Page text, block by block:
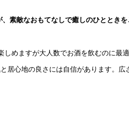
素敵なおもてなしで癒しのひとときを
しめますが大人数でお酒を飲むのに最
居心地の良さには自信があります。広